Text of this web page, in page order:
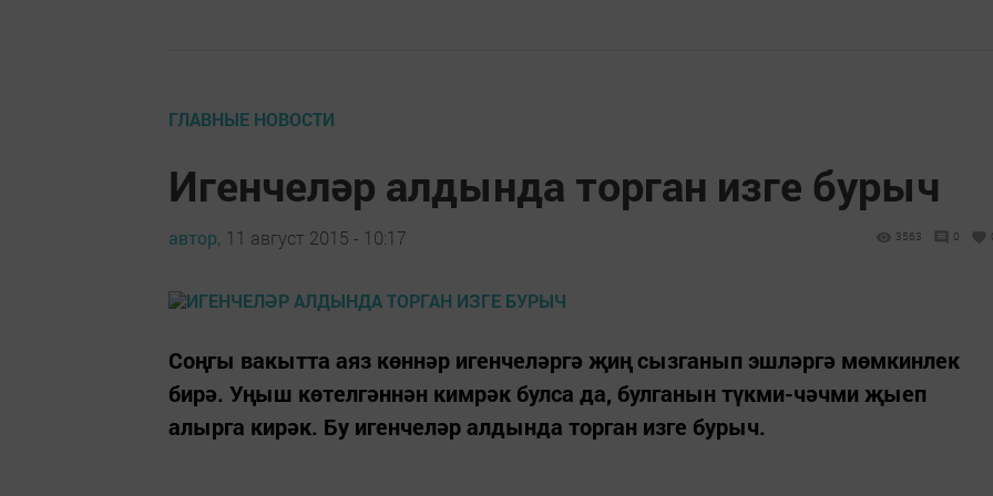
ГЛАВНЫЕ НОВОСТИ
Игенчеләр алдында торган изге бурыч
автор, 11 август 2015 - 10:17 3563 0
Соңгы вакытта аяз көннәр игенчеләргә җиң сызганып эшләргә мөмкинлек
бирә. Уңыш көтелгәннән кимрәк булса да, булганын түкми-чәчми җыеп
алырга кирәк. Бу игенчеләр алдында торган изге бурыч.